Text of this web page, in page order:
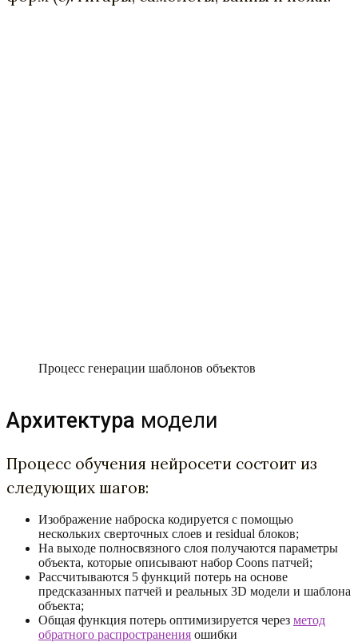
Процесс генерации шаблонов объектов
Архитектура модели
Процесс обучения нейросети состоит из
следующих шагов:
Изображение наброска кодируется с помощью
нескольких сверточных слоев и residual блоков;
На выходе полносвязного слоя получаются параметры
объекта, которые описывают набор Coons патчей;
Рассчитываются 5 функций потерь на основе
предсказанных патчей и реальных 3D модели и шаблона
объекта;
Общая функция потерь оптимизируется через метод
обратного распространения ошибки